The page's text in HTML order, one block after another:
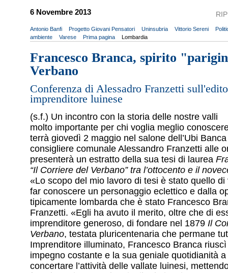
6 Novembre 2013
Antonio Banfi Progetto Giovani Pensatori Uninsubria Vittorio Sereni
ambiente
Varese Prima pagina Lombardia
Francesco Branca, spirito
Verbano
Conferenza di Alessadro Franzetti
imprenditore luinese
(s.f.) Un incontro con la storia delle nostre valli
molto importante per chi voglia meglio
terrà giovedì 2 maggio nel salone dell’Ubi
consigliere comunale Alessandro Franzetti alle
presenterà un estratto della sua tesi di laurea
“Il Corriere del Verbano” tra l’ottocento e il
«Lo scopo del mio lavoro di tesi è stato quello
far conoscere un personaggio eclettico e dalla
tipicamente lombarda che è stato Francesco
Franzetti. «Egli ha avuto il merito, oltre che di
imprenditore generoso, di fondare nel 1879 Il
Verbano, testata pluricentenaria che permane
Imprenditore illuminato, Francesco Branca
impegno costante e la sua geniale quotidianità
concertare l’attività delle vallate luinesi,